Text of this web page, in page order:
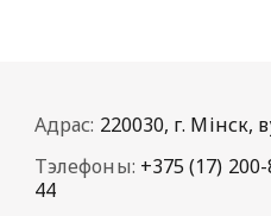
Адрас: 220030, г. Мінск,
Тэлефоны: +375 (17)
44